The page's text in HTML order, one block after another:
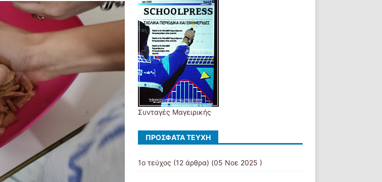
Συνταγές Μαγειρικής
ΠΡΌΣΦΑΤΑ ΤΕΎΧΗ
1ο τεύχος (12 άρθρα) (05 Νοε 2025 )